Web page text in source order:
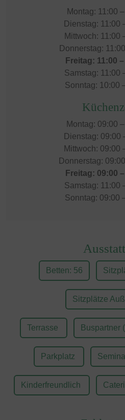
Montag: 11:00
Dienstag: 11:00
Mittwoch: 11:00
Donnerstag:
Freitag: 11:00
Samstag: 11:00
Sonntag: 10:00
Montag: 09:00
Dienstag: 09:00
Mittwoch: 09:00
Donnerstag:
Freitag: 09:00
Samstag: 11:00
Sonntag: 09:00
Betten: 56
Sitzplätze
Terrasse Buspartner
Parkplatz
Kinderfreundlich